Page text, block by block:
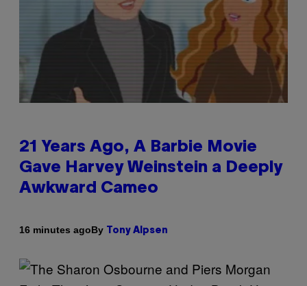
21 Years Ago, A Barbie Movie
Gave Harvey Weinstein a Deeply
Awkward Cameo
16 minutes agoBy Tony Alpsen